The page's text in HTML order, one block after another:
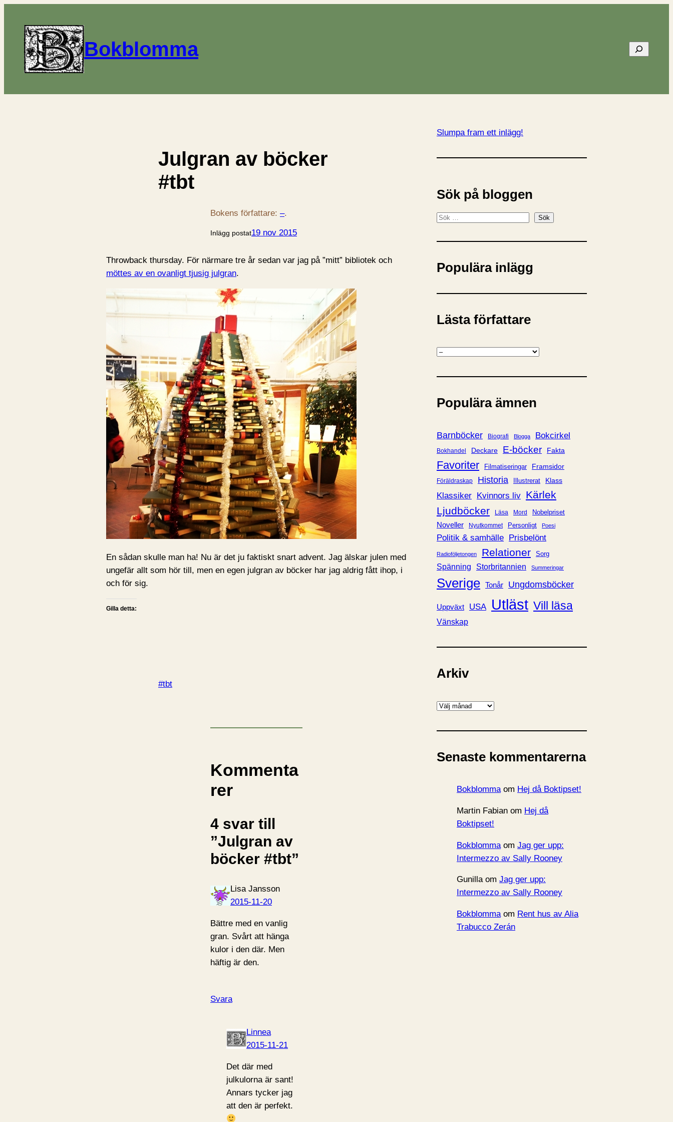
Bokblomma Sök
Julgran av böcker
#tbt
Bokens författare: –.
Inlägg postat19 nov 2015
Throwback thursday. För närmare tre år sedan var jag på ”mitt” bibliotek och
möttes av en ovanligt tjusig julgran.
En sådan skulle man ha! Nu är det ju faktiskt snart advent. Jag älskar julen med
ungefär allt som hör till, men en egen julgran av böcker har jag aldrig fått ihop, i
och för sig.
Gilla detta:
#tbt
Kommenta
rer
4 svar till
”Julgran av
böcker #tbt”
Lisa Jansson
2015-11-20
Bättre med en vanlig
gran. Svårt att hänga
kulor i den där. Men
häftig är den.
Svara
Linnea
2015-11-21
Det där med
julkulorna är sant!
Annars tycker jag
att den är perfekt.
Slumpa fram ett inlägg!
Sök på bloggen
S
k
Sök
Populära inlägg
Lästa författare
K
t
g
i
e
r
Populära ämnen
Barnböcker Biografi Blogga Bokcirkel
Bokhandel Deckare E-böcker Fakta
Favoriter Filmatiseringar Framsidor
Föräldraskap Historia Illustrerat Klass
Klassiker Kvinnors liv Kärlek
Ljudböcker
Läsa Mord Nobelpriset
Noveller Nyutkommet Personligt Poesi
Politik & samhälle Prisbelönt
Radioföljetongen Relationer Sorg
Spänning Storbritannien Summeringar
Sverige Tonår Ungdomsböcker
Uppväxt USA Utläst Vill läsa
Vänskap
Arkiv
A
k
v
Senaste kommentarerna
Bokblommaom Hej då Boktipset!
Martin Fabian om Hej då
Boktipset!
Bokblomma om Jag ger upp:
Intermezzo av Sally Rooney
Gunillaom Jag ger upp:
Intermezzo av Sally Rooney
Bokblommaom Rent hus av Alia
Trabucco Zerán